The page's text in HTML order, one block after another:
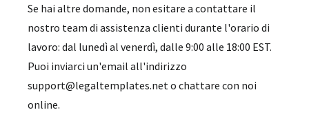
Se hai altre domande, non esitare a contattare il
nostro team di assistenza clienti durante l'orario di
lavoro: dal lunedì al venerdì, dalle 9:00 alle 18:00 EST.
Puoi inviarci un'email all'indirizzo
support@legaltemplates.net o chattare con noi
online.